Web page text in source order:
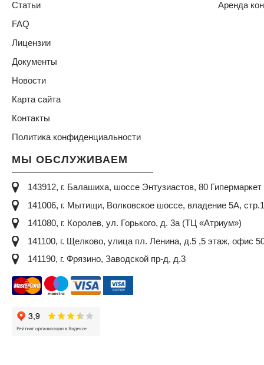
Статьи
FAQ
Лицензии
Документы
Новости
Карта сайта
Контакты
Политика конфиденциальности
Аренда
МЫ ОБСЛУЖИВАЕМ
143912, г. Балашиха, шоссе Энтузиастов, 80
141006, г. Мытищи, Волковское шоссе, владение 5А,
141080, г. Королев, ул. Горького, д. 3а (ТЦ «Атриум»)
141100, г. Щелково, улица пл. Ленина, д.5 ,5 этаж, офис
141190, г. Фрязино, Заводской пр-д, д.3